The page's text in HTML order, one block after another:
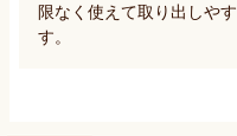
限なく使えて取り出しや
す。